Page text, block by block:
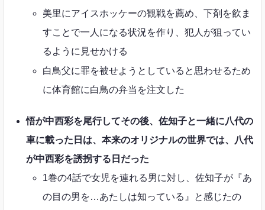
美里にアイスホッケーの観戦を薦め、下剤を飲ま
すことで一人になる状況を作り、犯人が狙ってい
るように見せかける
白鳥父に罪を被せようとしていると思わせるため
に体育館に白鳥の弁当を注文した
悟が中西彩を尾行してその後、佐知子と一緒に八代の
車に載った日は、本来のオリジナルの世界では、八代
が中西彩を誘拐する日だった
1巻の4話で女児を連れる男に対し、佐知子が『あ
の目の男を…あたしは知っている』と感じたの